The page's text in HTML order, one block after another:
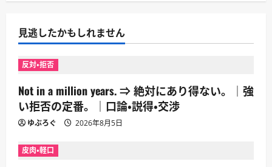
見逃したかもしれません
反対・拒否
Not in a million years. ⇒ 絶対にあり得ない。｜強
い拒否の定番。｜口論・説得・交渉
ゆぶろぐ 2026年8月5日
皮肉・軽口